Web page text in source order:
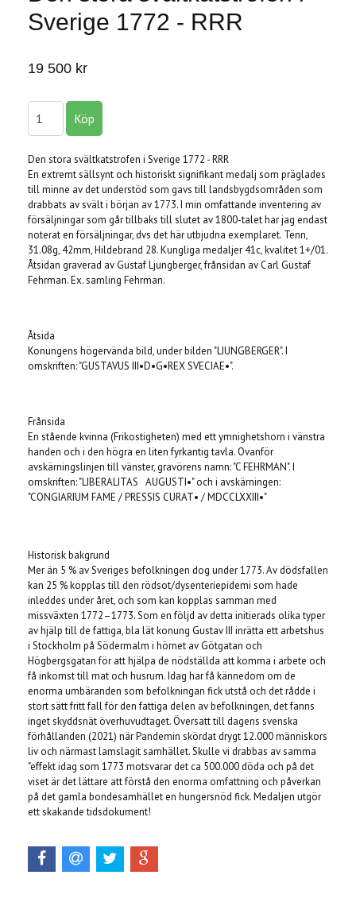
Sverige 1772 - RRR
19 500 kr
Den stora svältkatstrofen i Sverige 1772 - RRR
En extremt sällsynt och historiskt signifikant medalj som präglades
till minne av det understöd som gavs till landsbygdsområden som
drabbats av svält i början av 1773. I min omfattande inventering av
försäljningar som går tillbaks till slutet av 1800-talet har jag endast
noterat en försäljningar, dvs det här utbjudna exemplaret. Tenn,
31.08g, 42mm, Hildebrand 28. Kungliga medaljer 41c, kvalitet 1+/01.
Åtsidan graverad av Gustaf Ljungberger, frånsidan av Carl Gustaf
Fehrman. Ex. samling Fehrman.
Åtsida
Konungens högervända bild, under bilden "LIUNGBERGER". I
omskriften: "GUSTAVUS III•D•G•REX SVECIAE•".
Frånsida
En stående kvinna (Frikostigheten) med ett ymnighetshorn i vänstra
handen och i den högra en liten fyrkantig tavla. Ovanför
avskärningslinjen till vänster, gravörens namn: "C FEHRMAN". I
omskriften: "LIBERALITAS AUGUSTI•" och i avskärningen:
"CONGIARIUM FAME / PRESSIS CURAT• / MDCCLXXIII•"
Historisk bakgrund
Mer än 5 % av Sveriges befolkningen dog under 1773. Av dödsfallen
kan 25 % kopplas till den rödsot/dysenteriepidemi som hade
inleddes under året, och som kan kopplas samman med
missväxten 1772–1773. Som en följd av detta initierads olika typer
av hjälp till de fattiga, bla lät konung Gustav III inrätta ett arbetshus
i Stockholm på Södermalm i hörnet av Götgatan och
Högbergsgatan för att hjälpa de nödställda att komma i arbete och
få inkomst till mat och husrum. Idag har få kännedom om de
enorma umbäranden som befolkningan fick utstå och det rådde i
stort sätt fritt fall för den fattiga delen av befolkningen, det fanns
inget skyddsnät överhuvudtaget. Översatt till dagens svenska
förhållanden (2021) när Pandemin skördat drygt 12.000 människors
liv och närmast lamslagit samhället. Skulle vi drabbas av samma
"effekt idag som 1773 motsvarar det ca 500.000 döda och på det
viset är det lättare att förstå den enorma omfattning och påverkan
på det gamla bondesamhället en hungersnöd fick. Medaljen utgör
ett skakande tidsdokument!